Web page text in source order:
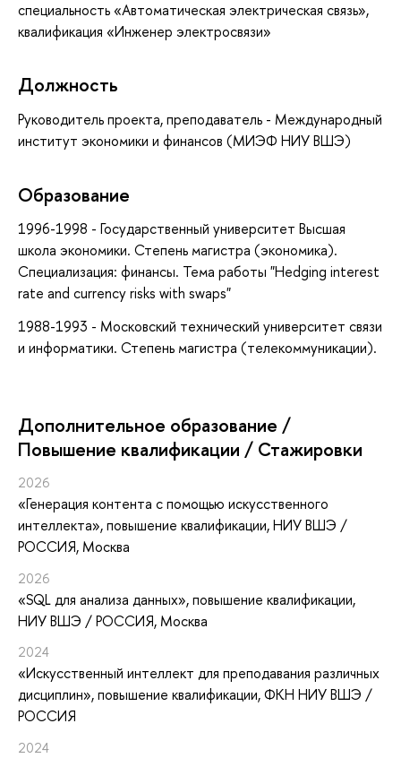
специальность «Автоматическая электрическая связь»,
квалификация «Инженер электросвязи»
Должность
Руководитель проекта, преподаватель - Международный
институт экономики и финансов (МИЭФ НИУ ВШЭ)
Образование
1996-1998 - Государственный университет Высшая
школа экономики. Степень магистра (экономика).
Специализация: финансы. Тема работы "Hedging interest
rate and currency risks with swaps"
1988-1993 - Московский технический университет связи
и информатики. Степень магистра (телекоммуникации).
Дополнительное образование /
Повышение квалификации / Стажировки
2026
«Генерация контента с помощью искусственного
интеллекта», повышение квалификации, НИУ ВШЭ /
РОССИЯ, Москва
2026
«SQL для анализа данных», повышение квалификации,
НИУ ВШЭ / РОССИЯ, Москва
2024
«Искусственный интеллект для преподавания различных
дисциплин», повышение квалификации, ФКН НИУ ВШЭ /
РОССИЯ
2024